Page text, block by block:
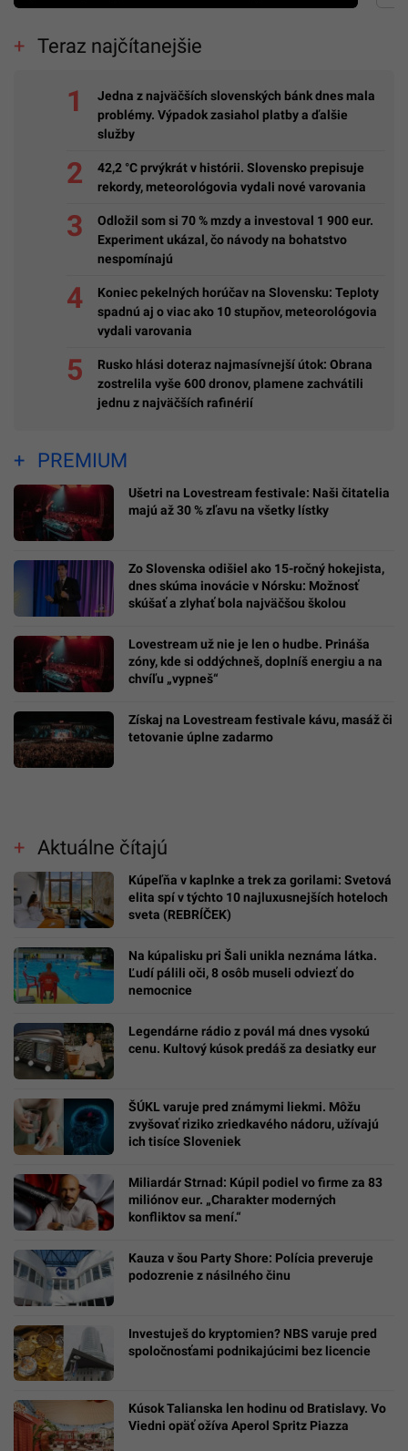
Teraz najčítanejšie
Jedna z najväčších slovenských bánk dnes mala
problémy. Výpadok zasiahol platby a ďalšie
služby
42,2 °C prvýkrát v histórii. Slovensko prepisuje
rekordy, meteorológovia vydali nové varovania
Odložil som si 70 % mzdy a investoval 1 900 eur.
Experiment ukázal, čo návody na bohatstvo
nespomínajú
Koniec pekelných horúčav na Slovensku: Teploty
spadnú aj o viac ako 10 stupňov, meteorológovia
vydali varovania
Rusko hlási doteraz najmasívnejší útok: Obrana
zostrelila vyše 600 dronov, plamene zachvátili
jednu z najväčších rafinérií
PREMIUM
Ušetri na Lovestream festivale: Naši čitatelia
majú až 30 % zľavu na všetky lístky
Zo Slovenska odišiel ako 15-ročný hokejista,
dnes skúma inovácie v Nórsku: Možnosť
skúšať a zlyhať bola najväčšou školou
Lovestream už nie je len o hudbe. Prináša
zóny, kde si oddýchneš, doplníš energiu a na
chvíľu „vypneš“
Získaj na Lovestream festivale kávu, masáž či
tetovanie úplne zadarmo
Aktuálne čítajú
Kúpeľňa v kaplnke a trek za gorilami: Svetová
elita spí v týchto 10 najluxusnejších hoteloch
sveta (REBRÍČEK)
Na kúpalisku pri Šali unikla neznáma látka.
Ľudí pálili oči, 8 osôb museli odviezť do
nemocnice
Legendárne rádio z povál má dnes vysokú
cenu. Kultový kúsok predáš za desiatky eur
ŠÚKL varuje pred známymi liekmi. Môžu
zvyšovať riziko zriedkavého nádoru, užívajú
ich tisíce Sloveniek
Miliardár Strnad: Kúpil podiel vo firme za 83
miliónov eur. „Charakter moderných
konfliktov sa mení.“
Kauza v šou Party Shore: Polícia preveruje
podozrenie z násilného činu
Investuješ do kryptomien? NBS varuje pred
spoločnosťami podnikajúcimi bez licencie
Kúsok Talianska len hodinu od Bratislavy. Vo
Viedni opäť ožíva Aperol Spritz Piazza